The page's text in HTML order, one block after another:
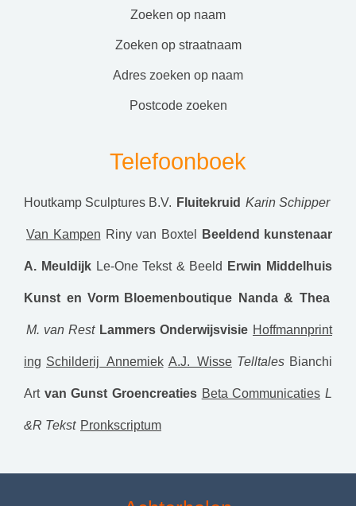
zoeken op naam
zoeken op straatnaam
adres zoeken op naam
postcode zoeken
Telefoonboek
Houtkamp Sculptures B.V. Fluitekruid Karin Schipper
Van Kampen Riny van Boxtel Beeldend kunstenaar
A. Meuldijk Le-One Tekst & Beeld Erwin Middelhuis
Kunst en Vorm Bloemenboutique Nanda & Thea
M. van Rest Lammers Onderwijsvisie Hoffmannprint
ing Schilderij Annemiek A.J. Wisse Telltales Bianchi
Art van Gunst Groencreaties Beta Communicaties L
&R Tekst Pronkscriptum